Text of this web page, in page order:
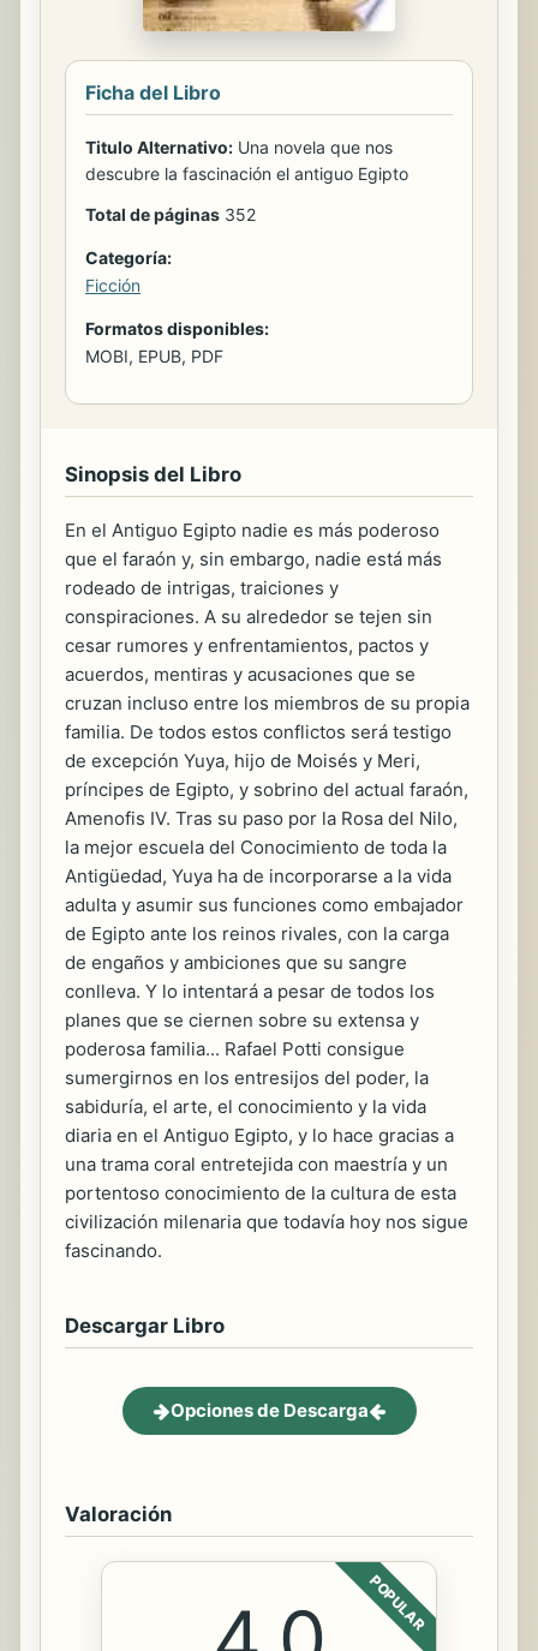
Ficha del Libro
Titulo Alternativo: Una novela que nos
descubre la fascinación el antiguo Egipto
Total de páginas 352
Categoría:
Ficción
Formatos disponibles:
MOBI, EPUB, PDF
Sinopsis del Libro
En el Antiguo Egipto nadie es más poderoso
que el faraón y, sin embargo, nadie está más
rodeado de intrigas, traiciones y
conspiraciones. A su alrededor se tejen sin
cesar rumores y enfrentamientos, pactos y
acuerdos, mentiras y acusaciones que se
cruzan incluso entre los miembros de su propia
familia. De todos estos conflictos será testigo
de excepción Yuya, hijo de Moisés y Meri,
príncipes de Egipto, y sobrino del actual faraón,
Amenofis IV. Tras su paso por la Rosa del Nilo,
la mejor escuela del Conocimiento de toda la
Antigüedad, Yuya ha de incorporarse a la vida
adulta y asumir sus funciones como embajador
de Egipto ante los reinos rivales, con la carga
de engaños y ambiciones que su sangre
conlleva. Y lo intentará a pesar de todos los
planes que se ciernen sobre su extensa y
poderosa familia... Rafael Potti consigue
sumergirnos en los entresijos del poder, la
sabiduría, el arte, el conocimiento y la vida
diaria en el Antiguo Egipto, y lo hace gracias a
una trama coral entretejida con maestría y un
portentoso conocimiento de la cultura de esta
civilización milenaria que todavía hoy nos sigue
fascinando.
Descargar Libro
Opciones de Descarga
Valoración
POPULAR